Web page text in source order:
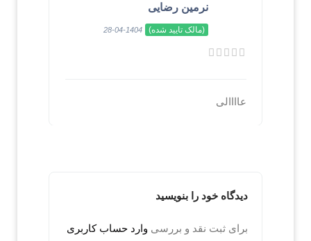
نرمین رضایی
(مالک تایید شده) 1404-04-28
عاااالی
دیدگاه خود را بنویسید
برای ثبت نقد و بررسی وارد حساب کاربری